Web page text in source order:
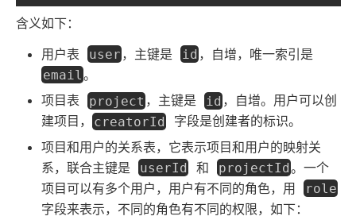
含义如下：
用户表
user ，主键是 id ，自增，唯一索引是
email 。
项目表
project ，主键是 id ，自增。用户可以创
建项目，
creatorId
字段是创建者的标识。
项目和用户的关系表，它表示项目和用户的映射关
系，联合主键是
userId 和projectId。一个
项目可以有多个用户，用户有不同的角色，用
role
字段来表示，不同的角色有不同的权限，如下：